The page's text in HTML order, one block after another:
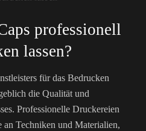
professionell
lassen?
für das Bedrucken
die Qualität und
Professionelle Druckereien
an Techniken und Materialien,